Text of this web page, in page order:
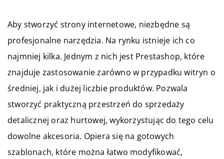
Aby stworzyć strony internetowe, niezbędne są
profesjonalne narzędzia. Na rynku istnieje ich co
najmniej kilka. Jednym z nich jest Prestashop, które
znajduje zastosowanie zarówno w przypadku witryn o
średniej, jak i dużej liczbie produktów. Pozwala
stworzyć praktyczną przestrzeń do sprzedaży
detalicznej oraz hurtowej, wykorzystując do tego celu
dowolne akcesoria. Opiera się na gotowych
szablonach, które można łatwo modyfikować,